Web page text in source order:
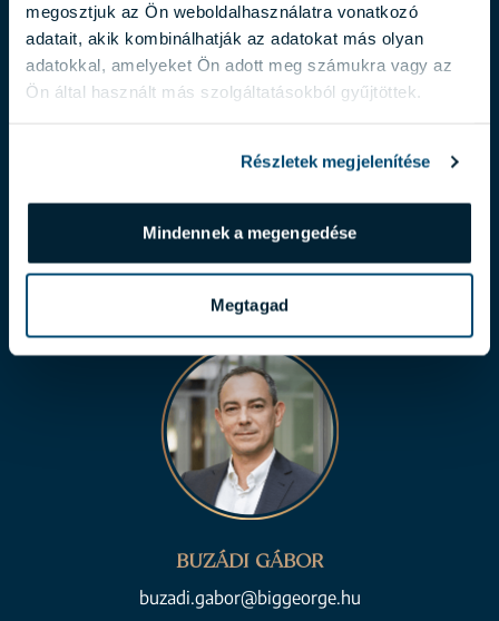
megosztjuk az Ön weboldalhasználatra vonatkozó
adatait, akik kombinálhatják az adatokat más olyan
adatokkal, amelyeket Ön adott meg számukra vagy az
Ön által használt más szolgáltatásokból gyűjtöttek.
Részletek megjelenítése
Mindennek a megengedése
Megtagad
BACSA IZABELLA
+36 70 454 30 01
BEMUTATKOZÁS
BUZÁDI GÁBOR
buzadi.gabor@biggeorge.hu